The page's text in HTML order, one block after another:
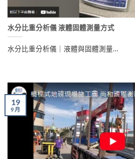
水分比重分析儀 液體固體測量方式
水分比重分析儀｜液體與固體測量…
19
9 月